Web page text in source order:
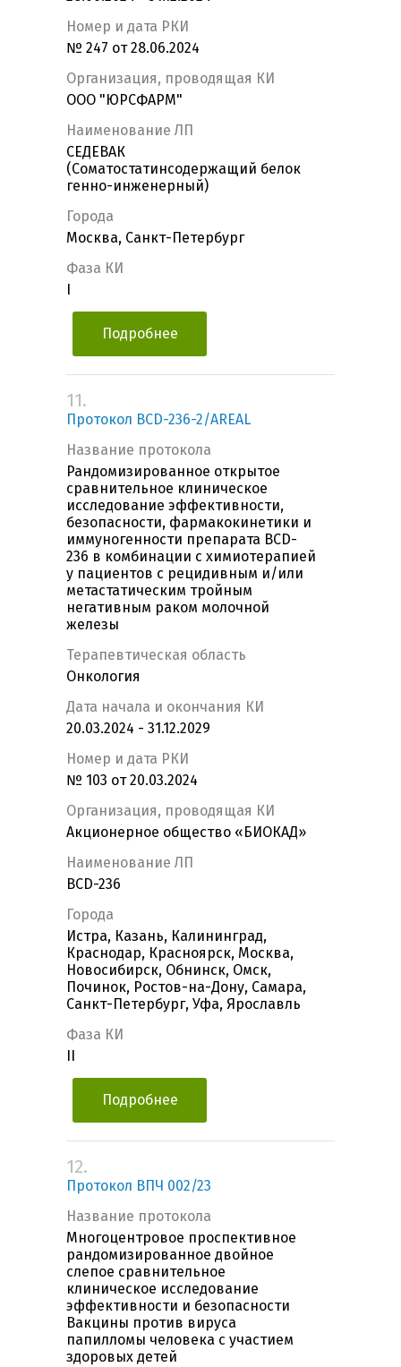
Номер и дата РКИ
№ 247 от 28.06.2024
Организация, проводящая КИ
ООО "ЮРСФАРМ"
Наименование ЛП
СЕДЕВАК
(Соматостатинсодержащий белок
генно-инженерный)
Города
Москва, Санкт-Петербург
Фаза КИ
Подробнее
11.
Протокол BCD-236-2/AREAL
Название протокола
Рандомизированное открытое
сравнительное клиническое
исследование эффективности,
безопасности, фармакокинетики и
иммуногенности препарата BCD-
236 в комбинации с химиотерапией
у пациентов с рецидивным и/или
метастатическим тройным
негативным раком молочной
железы
Терапевтическая область
Онкология
Дата начала и окончания КИ
20.03.2024 - 31.12.2029
Номер и дата РКИ
№ 103 от 20.03.2024
Организация, проводящая КИ
Акционерное общество «БИОКАД»
Наименование ЛП
BCD-236
Города
Истра, Казань, Калининград,
Краснодар, Красноярск, Москва,
Новосибирск, Обнинск, Омск,
Починок, Ростов-на-Дону, Самара,
Санкт-Петербург, Уфа, Ярославль
Фаза КИ
Подробнее
12.
Протокол ВПЧ 002/23
Название протокола
Многоцентровое проспективное
рандомизированное двойное
слепое сравнительное
клиническое исследование
эффективности и безопасности
Вакцины против вируса
папилломы человека с участием
здоровых детей